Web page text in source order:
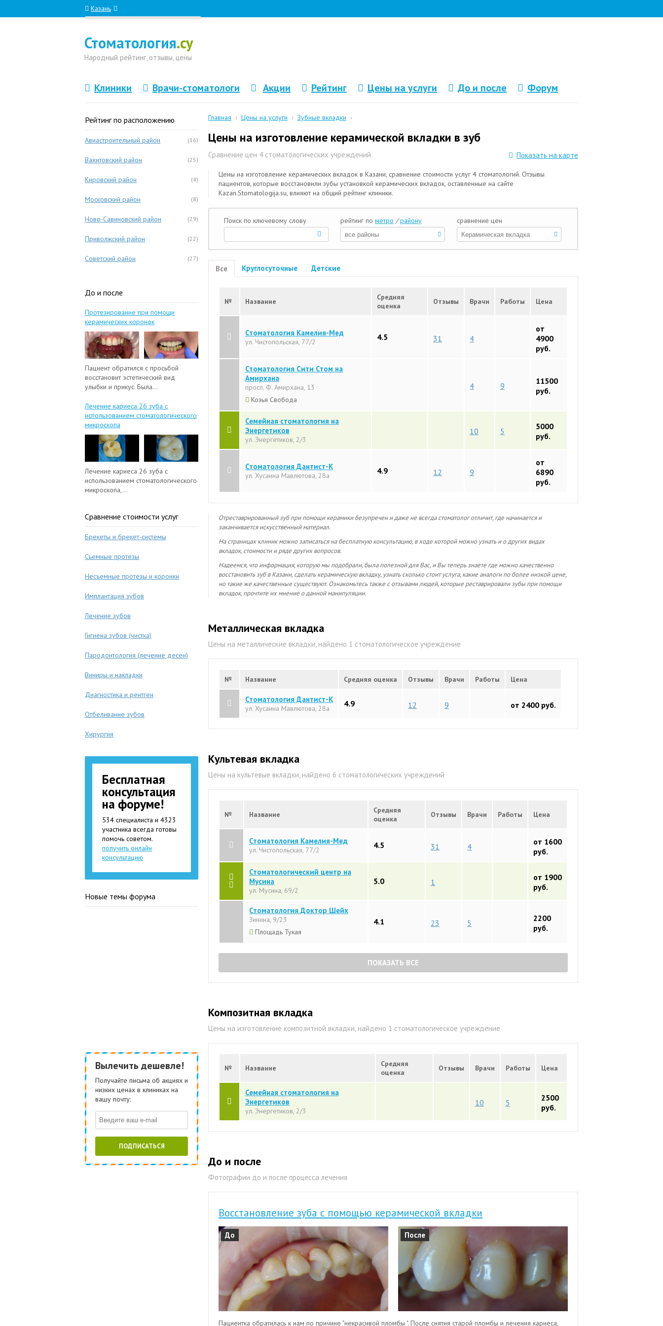
Казань
Стоматология.су
Народный рейтинг, отзывы, цены
Клиники Врачи-стоматологи Акции Рейтинг Цены на услуги До и после Форум
Главная › Цены на услуги › Зубные вкладки ›
Цены на изготовление керамической вкладки в зуб
Сравнение цен 4 стоматологических учреждений Показать на карте
Цены на изготовление керамических вкладок в Казани, сравнение стоимости услуг 4 стоматологий. Отзывы
пациентов, которые восстановили зубы установкой керамических вкладок, оставленные на сайте
Kazan.Stomatologija.su, влияют на общий рейтинг клиники.
Все Круглосуточные Детские
№ Название
Средняя
оценка
Отзывы Врачи Работы Цена
Стоматология Камелия-Мед
ул. Чистопольская, 77/2 4.5 31 4
от
4900
руб.
Стоматология Сити Стом на
Амирхана
просп. Ф. Амирхана, 13
Козья Свобода
4 9
11500
руб.
Семейная стоматология на
Энергетиков
ул. Энергетиков, 2/3
10 5
5000
руб.
Стоматология Дантист-К
ул. Хусаина Мавлютова, 28а 4.9 12 9
от
6890
руб.
Отреставрированный зуб при помощи керамики безупречен и даже не всегда стоматолог отличит, где начинается и
заканчивается искусственный материал.
На страницах клиник можно записаться на бесплатную консультацию, в ходе которой можно узнать и о других видах
вкладок, стоимости и ряде других вопросов.
Надеемся, что информация, которую мы подобрали, была полезной для Вас, и Вы теперь знаете где можно качественно
восстановить зуб в Казани, сделать керамическую вкладку, узнать сколько стоит услуга, какие аналоги по более низкой цене,
но такие же качественные существуют. Ознакомьтесь также с отзывами людей, которые реставрировали зубы при помощи
вкладок, прочтите их мнение о данной манипуляции.
Металлическая вкладка
Цены на металлические вкладки, найдено 1 стоматологическое учреждение
№ Название Средняя оценка Отзывы Врачи Работы Цена
Стоматология Дантист-К
ул. Хусаина Мавлютова, 28а 4.9 12 9 от 2400 руб.
Культевая вкладка
Цены на культевые вкладки, найдено 6 стоматологических учреждений
№ Название
Средняя
оценка
Отзывы Врачи Работы Цена
Стоматология Камелия-Мед
ул. Чистопольская, 77/2 4.5 31 4
от 1600
руб.
Стоматологический центр на
Мусина
ул. Мусина, 69/2
5.0 1
от 1900
руб.
Стоматология Доктор Шейх
Зинина, 9/23
Площадь Тукая
4.1 23 5
2200
руб.
ПОКАЗАТЬ ВСЕ
Композитная вкладка
Цены на изготовление композитной вкладки, найдено 1 стоматологическое учреждение
№ Название
Средняя
оценка
Отзывы Врачи Работы Цена
Семейная стоматология на
Энергетиков
ул. Энергетиков, 2/3
10 5
2500
руб.
До и после
Фотографии до и после процесса лечения
Восстановление зуба с помощью керамической вкладки
До После
Пациентка обратилась к нам по причине "некрасивой пломбы ". После снятия старой пломбы и лечения кариеса,
Поиск по ключевому слову рейтинг по метро / району сравнение цен
Рейтинг по расположению
(16)
Авиастроительный район
(25)
Вахитовский район
(4)
Кировский район
(8)
Московский район
(29)
Ново-Савиновский район
(22)
Приволжский район
(27)
Советский район
До и после
Протезирование при помощи
керамических коронок
Пациент обратился с просьбой
восстановит эстетический вид
улыбки и прикус. Была...
Лечение кариеса 26 зуба с
использованием стоматологического
микроскопа
Лечение кариеса 26 зуба с
использованием стоматологического
микроскопа,...
Сравнение стоимости услуг
Брекеты и брекет-системы
Съемные протезы
Несъемные протезы и коронки
Имплантация зубов
Лечение зубов
Гигиена зубов (чистка)
Пародонтология (лечение десен)
Виниры и накладки
Диагностика и рентген
Отбеливание зубов
Хирургия
Бесплатная
консультация
на форуме!
534 специалиста и 4323
участника всегда готовы
помочь советом.
получить онлайн
консультацию
Новые темы форума
Вылечить дешевле!
Получайте письма об акциях и
низких ценах в клиниках на
вашу почту:
ПОДПИСАТЬСЯ